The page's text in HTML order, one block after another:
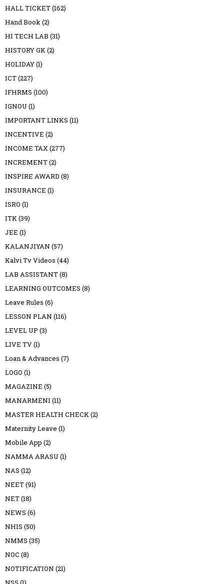
HALL TICKET(162)
Hand Book(2)
HI TECH LAB (31)
HISTORY GK(2)
HOLIDAY(1)
ICT(227)
IFHRMS (100)
IGNOU (1)
IMPORTANT LINKS (11)
INCENTIVE (2)
INCOME TAX(277)
INCREMENT(2)
INSPIRE AWARD (8)
INSURANCE (1)
ISRO (1)
ITK(39)
JEE (1)
KALANJIYAN (57)
Kalvi Tv Videos (44)
LAB ASSISTANT(8)
LEARNING OUTCOMES (8)
Leave Rules (6)
LESSON PLAN (116)
LEVEL UP (3)
LIVE TV(1)
Loan & Advances (7)
LOGO (1)
MAGAZINE (5)
MANARMENI (11)
MASTER HEALTH CHECK(2)
Maternity Leave (1)
Mobile App (2)
NAMMA ARASU (1)
NAS (12)
NEET(91)
NET(18)
NEWS (6)
NHIS (50)
NMMS (35)
NOC (8)
NOTIFICATION (21)